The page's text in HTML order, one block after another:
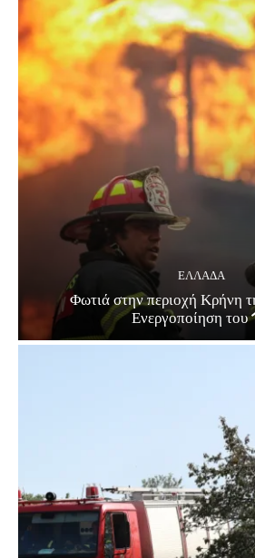
ΕΛΛΑΔΑ
Φωτιά στην περιοχή Κρήνη
Ενεργοποίηση του